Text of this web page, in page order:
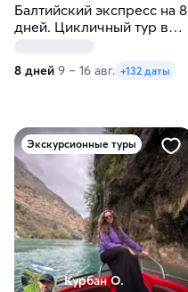
Балтийский экспресс на 8
дней. Цикличный тур в
8 дней 9 – 16 авг. +132 даты
Экскурсионные туры
Курбан О.